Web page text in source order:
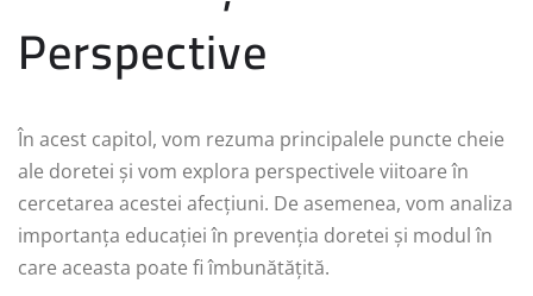
Perspective
În acest capitol, vom rezuma principalele puncte cheie
ale doretei și vom explora perspectivele viitoare în
cercetarea acestei afecțiuni. De asemenea, vom analiza
importanța educației în prevenția doretei și modul în
care aceasta poate fi îmbunătățită.